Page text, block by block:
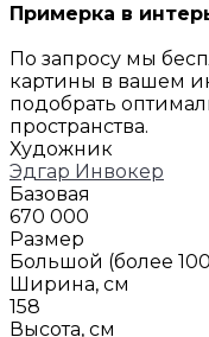
Примерка в
По запросу мы
картины в вашем
подобрать
пространства.
Художник
Эдгар Инвокер
Базовая
670 000
Размер
Большой (более
Ширина, см
158
Высота, см